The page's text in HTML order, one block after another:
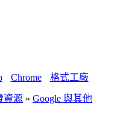
Chrome 格式工廠
資源 » Google 與其他